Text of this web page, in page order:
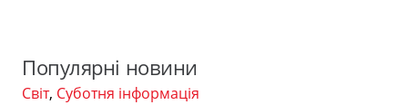
Популярні новини
Світ, Суботня інформація